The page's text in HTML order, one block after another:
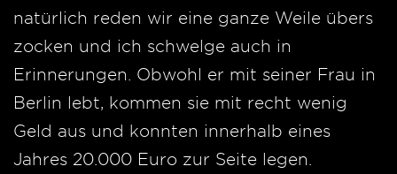
natürlich reden wir eine ganze Weile übers
zocken und ich schwelge auch in
Erinnerungen. Obwohl er mit seiner Frau in
Berlin lebt, kommen sie mit recht wenig
Geld aus und konnten innerhalb eines
Jahres 20.000 Euro zur Seite legen.